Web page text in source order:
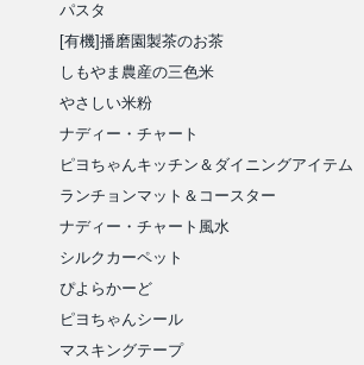
パスタ
[有機]播磨園製茶のお茶
しもやま農産の三色米
やさしい米粉
ナディー・チャート
ピヨちゃんキッチン＆ダイニングアイテム
ランチョンマット＆コースター
ナディー・チャート風水
シルクカーペット
ぴよらかーど
ピヨちゃんシール
マスキングテープ